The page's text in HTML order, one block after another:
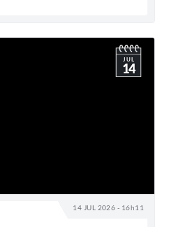
14 JUL 2026 - 16h11
JUL
14